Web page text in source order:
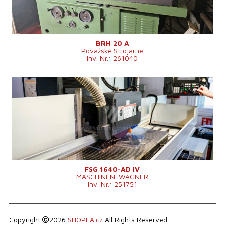
Spindellagerschleifmaschinen
Vertikální
Maschinenabmessungen L x B x H2710 x 1495 x 1670 mm
Maschinengewicht
2200 kg
BRH 20 A
Považské Strojárne
Inv. Nr.: 261040
Baujahr:
2022
Kontrollsystem
ja
1015 mm
405 mm
Max. Werkstückhöhe
395 mm
Spindellagerschleifmaschinen Horizontální
400 x 1000 mm
Gesamtleistungsbedarf
8,5 kVA
Maschinengewicht
3500 kg
FSG 1640-AD IV
MASCHINEN-WAGNER
Inv. Nr.: 251751
Copyright 2026 SHOPEA.cz All Rights Reserved